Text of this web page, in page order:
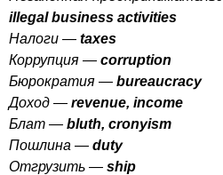
illegal business activities
Налоги — taxes
Коррупция — corruption
Бюрократия — bureaucracy
Доход — revenue, income
Блат — bluth, cronyism
Пошлина — duty
Отгрузить — ship